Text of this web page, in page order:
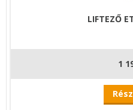
LIFTEZŐ
1